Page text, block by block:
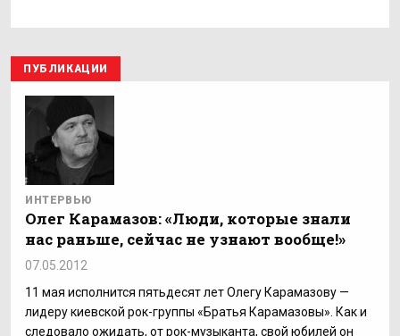
ПУБЛИКАЦИИ
ИНТЕРВЬЮ
Олег Карамазов: «Люди, которые знали
нас раньше, сейчас не узнают вообще!»
07.05.2012
11 мая исполнится пятьдесят лет Олегу Карамазову —
лидеру киевской рок-группы «Братья Карамазовы». Как и
следовало ожидать, от рок-музыканта, свой юбилей он